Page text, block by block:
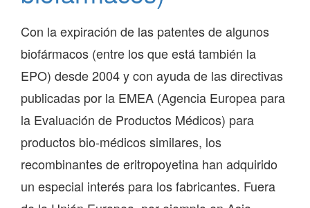
Con la expiración de las patentes de algunos
biofármacos (entre los que está también la
EPO) desde 2004 y con ayuda de las directivas
publicadas por la EMEA (Agencia Europea para
la Evaluación de Productos Médicos) para
productos bio-médicos similares, los
recombinantes de eritropoyetina han adquirido
un especial interés para los fabricantes. Fuera